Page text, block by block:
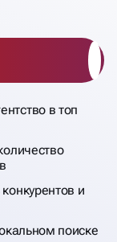
в топ
и
поиске